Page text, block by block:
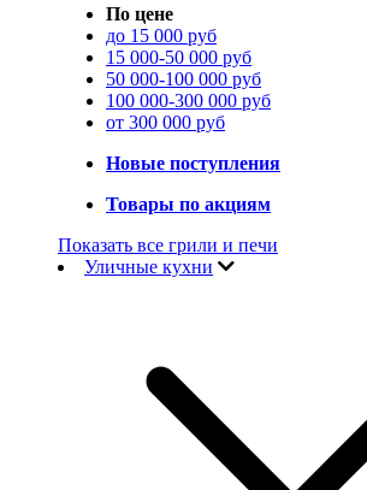
По цене
до 15 000 руб
15 000-50 000 руб
50 000-100 000 руб
100 000-300 000 руб
от 300 000 руб
Новые поступления
Товары по акциям
Показать все грили и печи
Уличные кухни